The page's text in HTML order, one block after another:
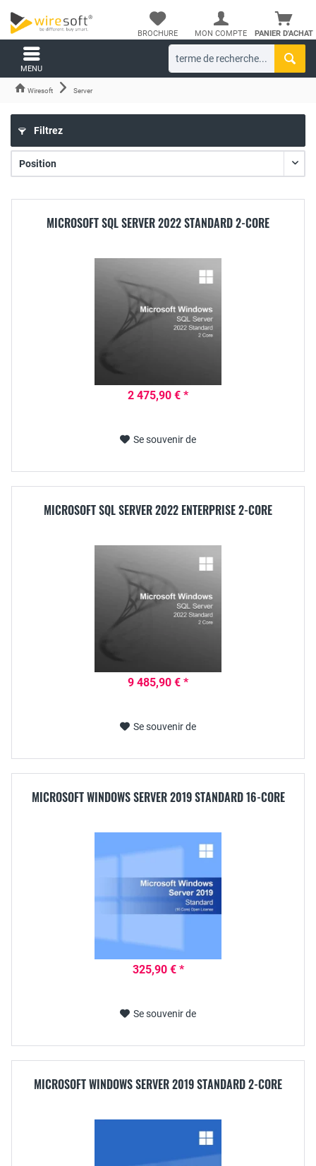
PANIER D'ACHAT
BROCHURE MON COMPTE
MENU
Wiresoft Server
Filtrez
MICROSOFT SQL SERVER 2022 STANDARD 2-CORE
2 475,90 € *
Se souvenir de
MICROSOFT SQL SERVER 2022 ENTERPRISE 2-CORE
9 485,90 € *
Se souvenir de
MICROSOFT WINDOWS SERVER 2019 STANDARD 16-CORE
325,90 € *
Se souvenir de
MICROSOFT WINDOWS SERVER 2019 STANDARD 2-CORE